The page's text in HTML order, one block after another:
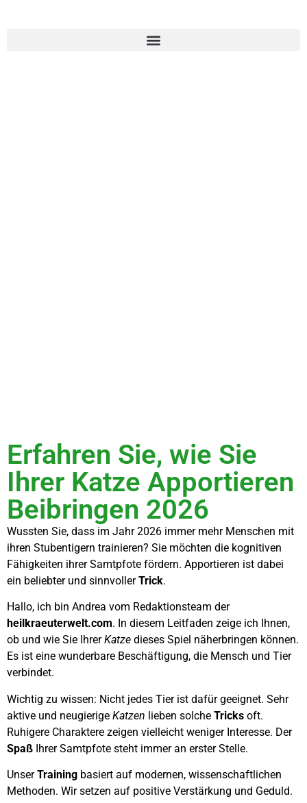
Erfahren Sie, wie Sie
Ihrer Katze Apportieren
Beibringen 2026
Wussten Sie, dass im Jahr 2026 immer mehr Menschen mit
ihren Stubentigern trainieren? Sie möchten die kognitiven
Fähigkeiten ihrer Samtpfote fördern. Apportieren ist dabei
ein beliebter und sinnvollerTrick.
Hallo, ich bin Andrea vom Redaktionsteam der
heilkraeuterwelt.com. In diesem Leitfaden zeige ich Ihnen,
ob und wie Sie IhrerKatze dieses Spiel näherbringen können.
Es ist eine wunderbare Beschäftigung, die Mensch und Tier
verbindet.
Wichtig zu wissen: Nicht jedes Tier ist dafür geeignet. Sehr
aktive und neugierige Katzen lieben solche Tricks oft.
Ruhigere Charaktere zeigen vielleicht weniger Interesse. Der
Spaß Ihrer Samtpfote steht immer an erster Stelle.
UnserTraining basiert auf modernen, wissenschaftlichen
Methoden. Wir setzen auf positive Verstärkung und Geduld.